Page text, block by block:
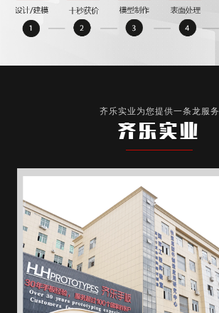
齐乐实业为您提供一条龙服务
齐乐实业